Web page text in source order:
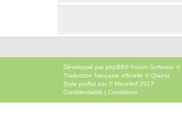
Développé par phpBB® Forum Software ©
Traduction française officielle ©Qiaeru
Style proflat par © Mazeltof 2017
Confidentialité | Conditions